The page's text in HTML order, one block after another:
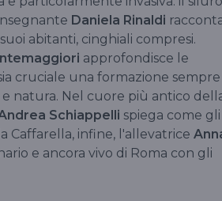
Daniela Rinaldi
abitanti, cinghiali compresi.
approfondisce le
cruciale una formazione sempre
natura. Nel cuore più antico
Schiappelli spiega come gli
Caffarella, infine, l'allevatrice
e ancora vivo di Roma con gli